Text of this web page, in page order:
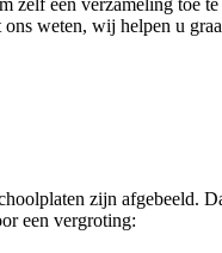
een verzameling toe
weten, wij helpen u
zijn afgebeeld.
een vergroting: